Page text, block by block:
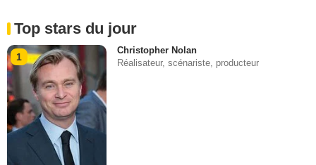
Top stars du jour
1
Christopher Nolan
Réalisateur, scénariste, producteur